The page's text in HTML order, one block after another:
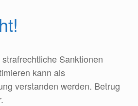
Sanktionen
kann als
verstanden werden. Betrug